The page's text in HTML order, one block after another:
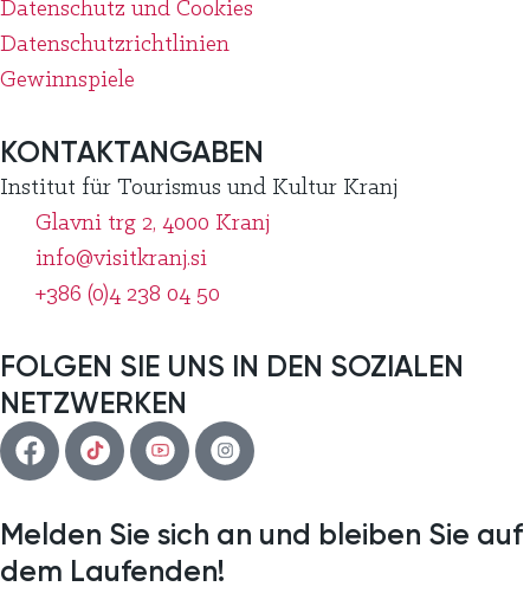
Datenschutz und Cookies
Datenschutzrichtlinien
Gewinnspiele
KONTAKTANGABEN
Institut für Tourismus und Kultur Kranj
Glavni trg 2, 4000 Kranj
info@visitkranj.si
+386 (0)4 238 04 50
FOLGEN SIE UNS IN DEN SOZIALEN
NETZWERKEN
Melden Sie sich an und bleiben Sie auf
dem Laufenden!